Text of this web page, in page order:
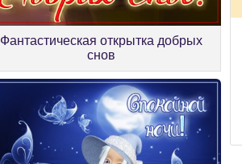
Фантастическая открытка добрых
снов